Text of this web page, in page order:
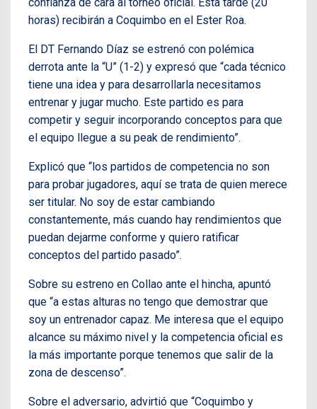
horas) recibirán a Coquimbo en el Ester Roa.
El DT Fernando Díaz se estrenó con polémica
derrota ante la “U” (1-2) y expresó que “cada técnico
tiene una idea y para desarrollarla necesitamos
entrenar y jugar mucho. Este partido es para
competir y seguir incorporando conceptos para que
el equipo llegue a su peak de rendimiento”.
Explicó que “los partidos de competencia no son
para probar jugadores, aquí se trata de quien merece
ser titular. No soy de estar cambiando
constantemente, más cuando hay rendimientos que
puedan dejarme conforme y quiero ratificar
conceptos del partido pasado”.
Sobre su estreno en Collao ante el hincha, apuntó
que “a estas alturas no tengo que demostrar que
soy un entrenador capaz. Me interesa que el equipo
alcance su máximo nivel y la competencia oficial es
la más importante porque tenemos que salir de la
zona de descenso”.
Sobre el adversario, advirtió que “Coquimbo y